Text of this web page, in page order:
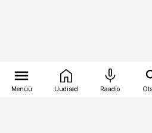
Menüü Uudised Raadio